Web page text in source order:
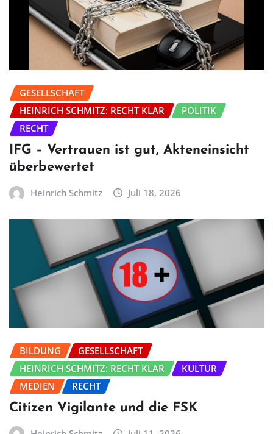
GESELLSCHAFT
HEINRICH SCHMITZ: RECHT KLAR
POLITIK
RECHT
IFG – Vertrauen ist gut, Akteneinsicht
überbewertet
Heinrich Schmitz Juli 18, 2026
BILDUNG
GESELLSCHAFT
HEINRICH SCHMITZ: RECHT KLAR
KULTUR
MEDIEN
RECHT
Citizen Vigilante und die FSK